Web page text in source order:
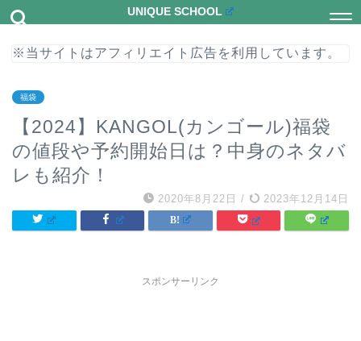
UNIQUE SCHOOL
※当サイトはアフィリエイト広告を利用しています。
福袋
【2024】KANGOL(カンゴール)福袋
の値段や予約開始日は？中身のネタバ
レも紹介！
2020年8月22日 / 2023年12月14日
スポンサーリンク